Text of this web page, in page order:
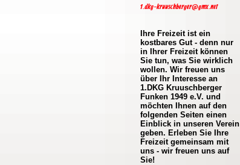
1.dkg-kruuschberger@gmx.net
Ihre Freizeit ist ein
kostbares Gut - denn nur
in Ihrer Freizeit können
Sie tun, was Sie wirklich
wollen. Wir freuen uns
über Ihr Interesse an
1.DKG Kruuschberger
Funken 1949 e.V. und
möchten Ihnen auf den
folgenden Seiten einen
Einblick in unseren Verein
geben. Erleben Sie Ihre
Freizeit gemeinsam mit
uns - wir freuen uns auf
Sie!